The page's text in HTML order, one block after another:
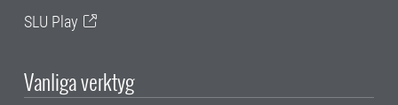
SLU Play
Vanliga verktyg